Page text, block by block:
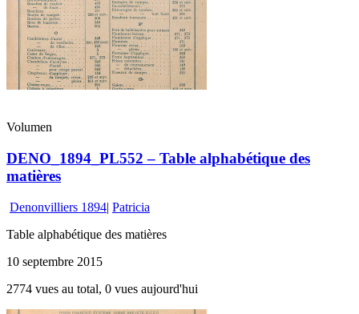
Volumen
DENO_1894_PL552 – Table alphabétique des
matières
Denonvilliers 1894| Patricia
Table alphabétique des matières
10 septembre 2015
2774 vues au total, 0 vues aujourd'hui